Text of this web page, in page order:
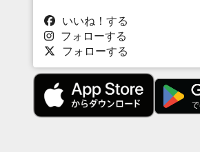
いいね！する
フォローする
フォローする